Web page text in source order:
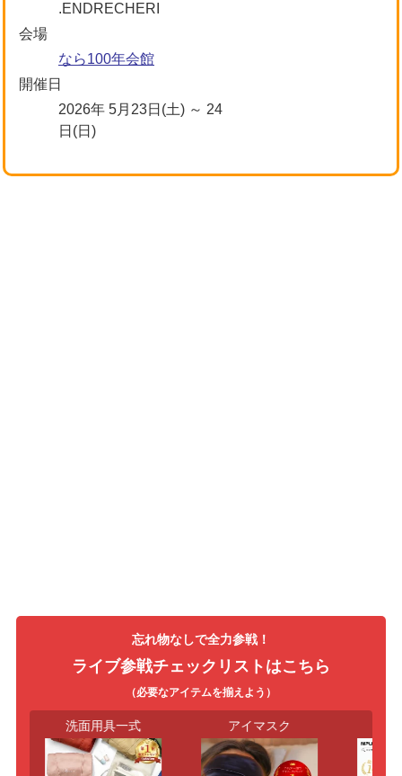
.ENDRECHERI
会場
なら100年会館
開催日
2026年 5月23日(土) ～ 24
日(日)
忘れ物なしで全力参戦！
ライブ参戦チェックリストはこちら
（必要なアイテムを揃えよう）
洗面用具一式 アイマスク